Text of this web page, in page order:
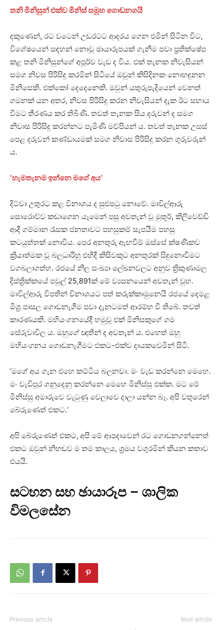
තනි මිනිසුන් එක්ව මිනිස් සමූහ ගොඩනගයි
දකුණෙන්, රට වටෙන් උඩරටට ආදරය ගෙන එමින් සිටින විට,
විශේෂයෙන් සඳහන් නොවූ ඡායාරූපයක් ගැනීම පවා ප්‍රතික්ෂේප
කළ තනි මිනිසුන්ගේ අපූර්ව වැඩ ද විය. එක් තැනක නිවැසියන්
සමග නිවස පිරිසිදු කරමින් සිටියේ ඔවුන් කිසිදිනක නොහඳුනන
මිනිසෙකි. එක්කෝ දෙදෙනෙකි. ඔවුන් යතුරුපැදියෙන් වෙනත්
ගමනක් යන අතර, නිවස පිරිසිදු කරන නිවැසියන් දැක ඊට සහාය
වීමට තීරණය කර තිබිණි. තවත් තැනක සිය දරුවන් ද සමග
නිවාස පිරිසිදු කරන්නට පැමිණි මව්පියන් ය. තවත් තැනක උසස්
පෙළ දරුවන් කණ්ඩායමක් සමග නිවාස පිරිසිදු කරන ගුරුවරුන්
ය.
‘හැමතැනම ඉන්නෙ මගේ අය‘
දිට්වා උතුරට කළ විනාශය ද සුළුපටු නොවේ. මාවිල්ආරු
සොරොව්ව කඩාගෙන යෑමෙන් පසු අවතැන් වූ මුතූර්, කිලිවෙඩ්ඩි
ආදී ගම්මාන රැසක ජනතාවට පහසුකම් සැපයීම පහසු
කටයුත්තක් නොවීය. පෙර අනතුරු ඇඟවීම් ඔස්සේ ක්ෂණිකව
ක්‍රියාත්මක වූ බලධාරීහු එහිදී කිසිවකුට අනතුරක් සිදුනොවීමට
වගබලාගත්හ. රජයේ නිල සංඛ්‍යා ලේඛනවලට අනුව ත්‍රිකුණාමල
දිස්ත්‍රික්කයේ පවුල් 25,891ක් මේ ව්‍යසනයෙන් අවතැන් වූහ.
මාවිල්ආරු විපතින් විනාශයට පත් කරුක්කාමුනෙයි රජයේ දෙමළ
මිශ්‍ර පාසල ගොඩනැගීම පවා දැනටමත් ආරම්භ වී තිබේ. තවත්
කාරණයකි. මහියංගනයේදී හමුවූ එක් මිනිසකුගේ ගම
සේරුවාවිල ය. ඔහුගේ ඥාතීන් ද අවතැන් ය. එහෙත් ඔහු
මහියංගනය ගොඩනැගීමට එකට-එක්ව දායකවෙමින් සිටී.
‘මගේ අය ගැන එහෙ කට්ටිය බලනවා. මං වැඩ කරන්නෙ මෙහෙ.
මං වැඩිපුර ගනුදෙනු කරන්නෙ මෙහෙ මිනිස්සු එක්ක. මට මේ
මිනිස්සු අමාරුවෙ වැටුණු වෙලාවෙ දාලා යන්න බෑ. අපි වතුරෙන්
බේරුණෙත් එකට.‘
අපි බේරුණෙත් එකට, අපි මේ ආපදාවෙන් රට ගොඩනගන්නෙත්
එකට ඔවුන් නිහඬව ම තම කාලය, ශ්‍රමය වගුරමින් කියන කතාව
එයයි.
සටහන සහ ඡායාරූප – ශාලික
විමලසේන
Previous article Next article